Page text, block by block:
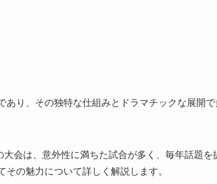
り、その独特な仕組みとドラマチックな展開
会は、意外性に満ちた試合が多く、毎年話題を
の魅力について詳しく解説します。